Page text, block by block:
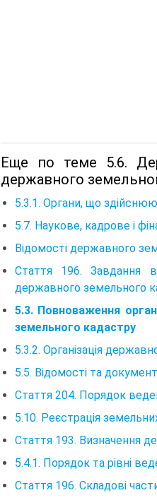
Еще по теме 5.6.
державного
5.3.1. Органи, що
5.7. Наукове, кадрове і
Відомості державного
Стаття 196. Завдання
державного зе­мельного
5.3. Повноваження
земельного кадастру
5.3.2. Організація
5.5. Відомості та
Стаття 204. Порядок
5.10. Реєстрація
Стаття 193. Визначення
5.4.1. Порядок та рівні
Стаття 196. Складові